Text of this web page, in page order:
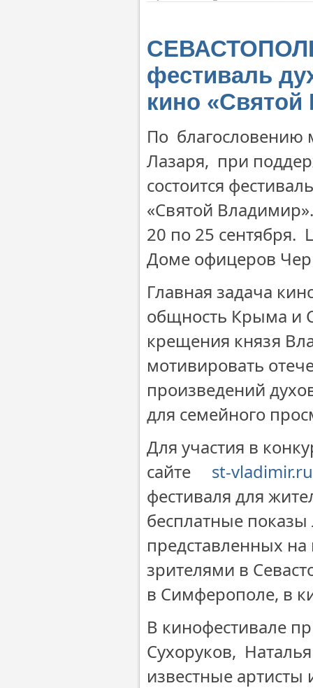
фестиваль
кино
По благословению
Лазаря, при
состоится фестиваль
«Святой
20 по 25 сентября.
Доме офицеров
Главная задача
общность Крыма и
крещения князя
мотивировать
произведений
для семейного
Для участия в
сайте st-vladimir.ru
фестиваля для
бесплатные
представленных на
зрителями в
в Симферополе, в
В кинофестивале
Сухоруков,
известные